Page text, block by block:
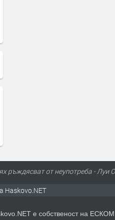
ръждясват от неупотреба - Луи
Haskovo.NET
е собственост на